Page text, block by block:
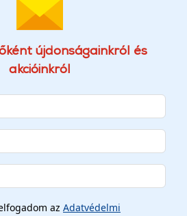
újdonságainkról és
akcióinkról
az Adatvédelmi